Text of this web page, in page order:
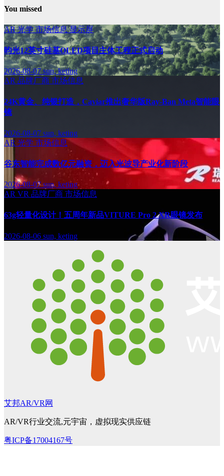
You missed
AR光学市场信息显示屏
昀光12英寸硅基OLED项目主体工程正式启动
2026-08-07sun, keting
AR 品牌厂商 市场信息
24K黄金、纯银打造，Caviar推出奢华版Ray-Ban Meta智能眼
镜
2026-08-07 sun, keting
AR 光学 市场信息
谷东智能完成数亿元融资，迈入光波导产业化新阶段
2026-08-07sun, keting
AR VR 品牌厂商 市场信息
63g轻量化设计！五周年新品VITURE Pro 2 XR眼镜发布
2026-08-06 sun, keting
艾邦AR/VR网
AR/VR行业交流,元宇宙，虚拟现实供应链
粤ICP备17004167号